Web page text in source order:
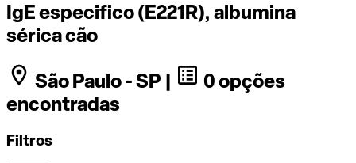
IgE especifico (E221R), albumina
sérica cão
São Paulo - SP |
0 opções
encontradas
Filtros